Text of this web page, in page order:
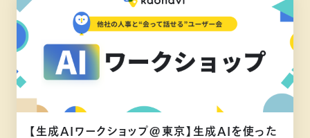
【生成AIワークショップ@東京】生成AIを使った